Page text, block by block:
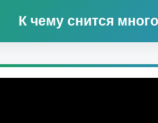
К чему снится